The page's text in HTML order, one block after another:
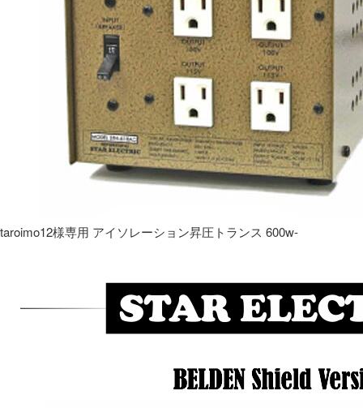
taroimo12様専用 アイソレーション昇圧トランス 600w-